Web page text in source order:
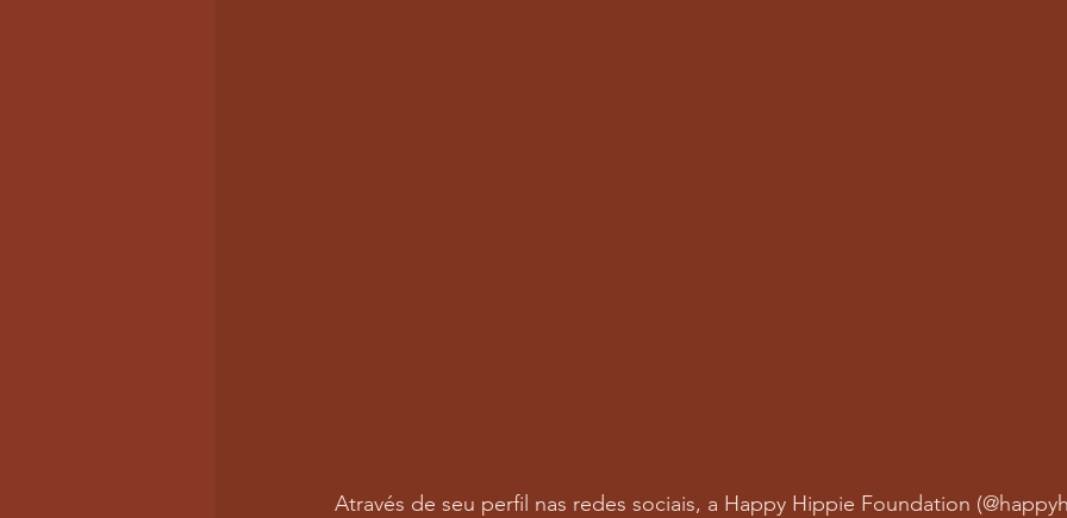
Através de seu perfil nas redes sociais, a Happy Hippie Foundation